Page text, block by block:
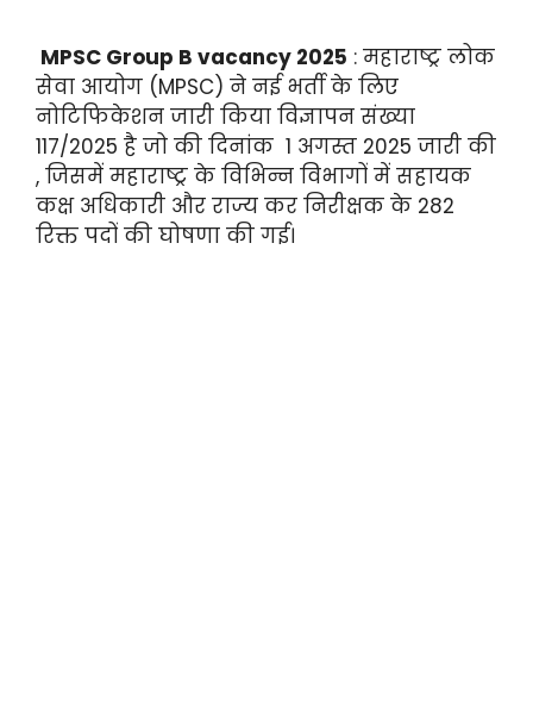
MPSC Group B vacancy 2025 : महाराष्ट्र लोक
सेवा आयोग (MPSC) ने नई भर्ती के लिए
नोटिफिकेशन जारी किया विज्ञापन संख्या
117/2025 है जो की दिनांक 1 अगस्त 2025 जारी की
, जिसमें महाराष्ट्र के विभिन्न विभागों में सहायक
कक्ष अधिकारी और राज्य कर निरीक्षक के 282
रिक्त पदों की घोषणा की गई।